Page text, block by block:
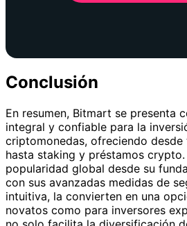
Conclusión
En resumen, Bitmart se presenta
integral y confiable para la
criptomonedas, ofreciendo
hasta staking y préstamos
popularidad global desde su
con sus avanzadas medidas de
intuitiva, la convierten en una
novatos como para inversores